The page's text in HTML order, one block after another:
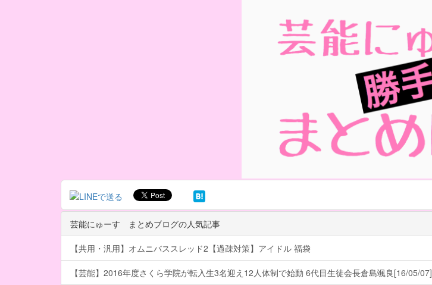
芸能にゅーす まとめブログの人気記事
【共用・汎用】オムニバススレッド2【過疎対策】アイドル 福袋
【芸能】2016年度さくら学院が転入生3名迎え12人体制で始動 6代目生徒会長倉島颯良[16/05/07]